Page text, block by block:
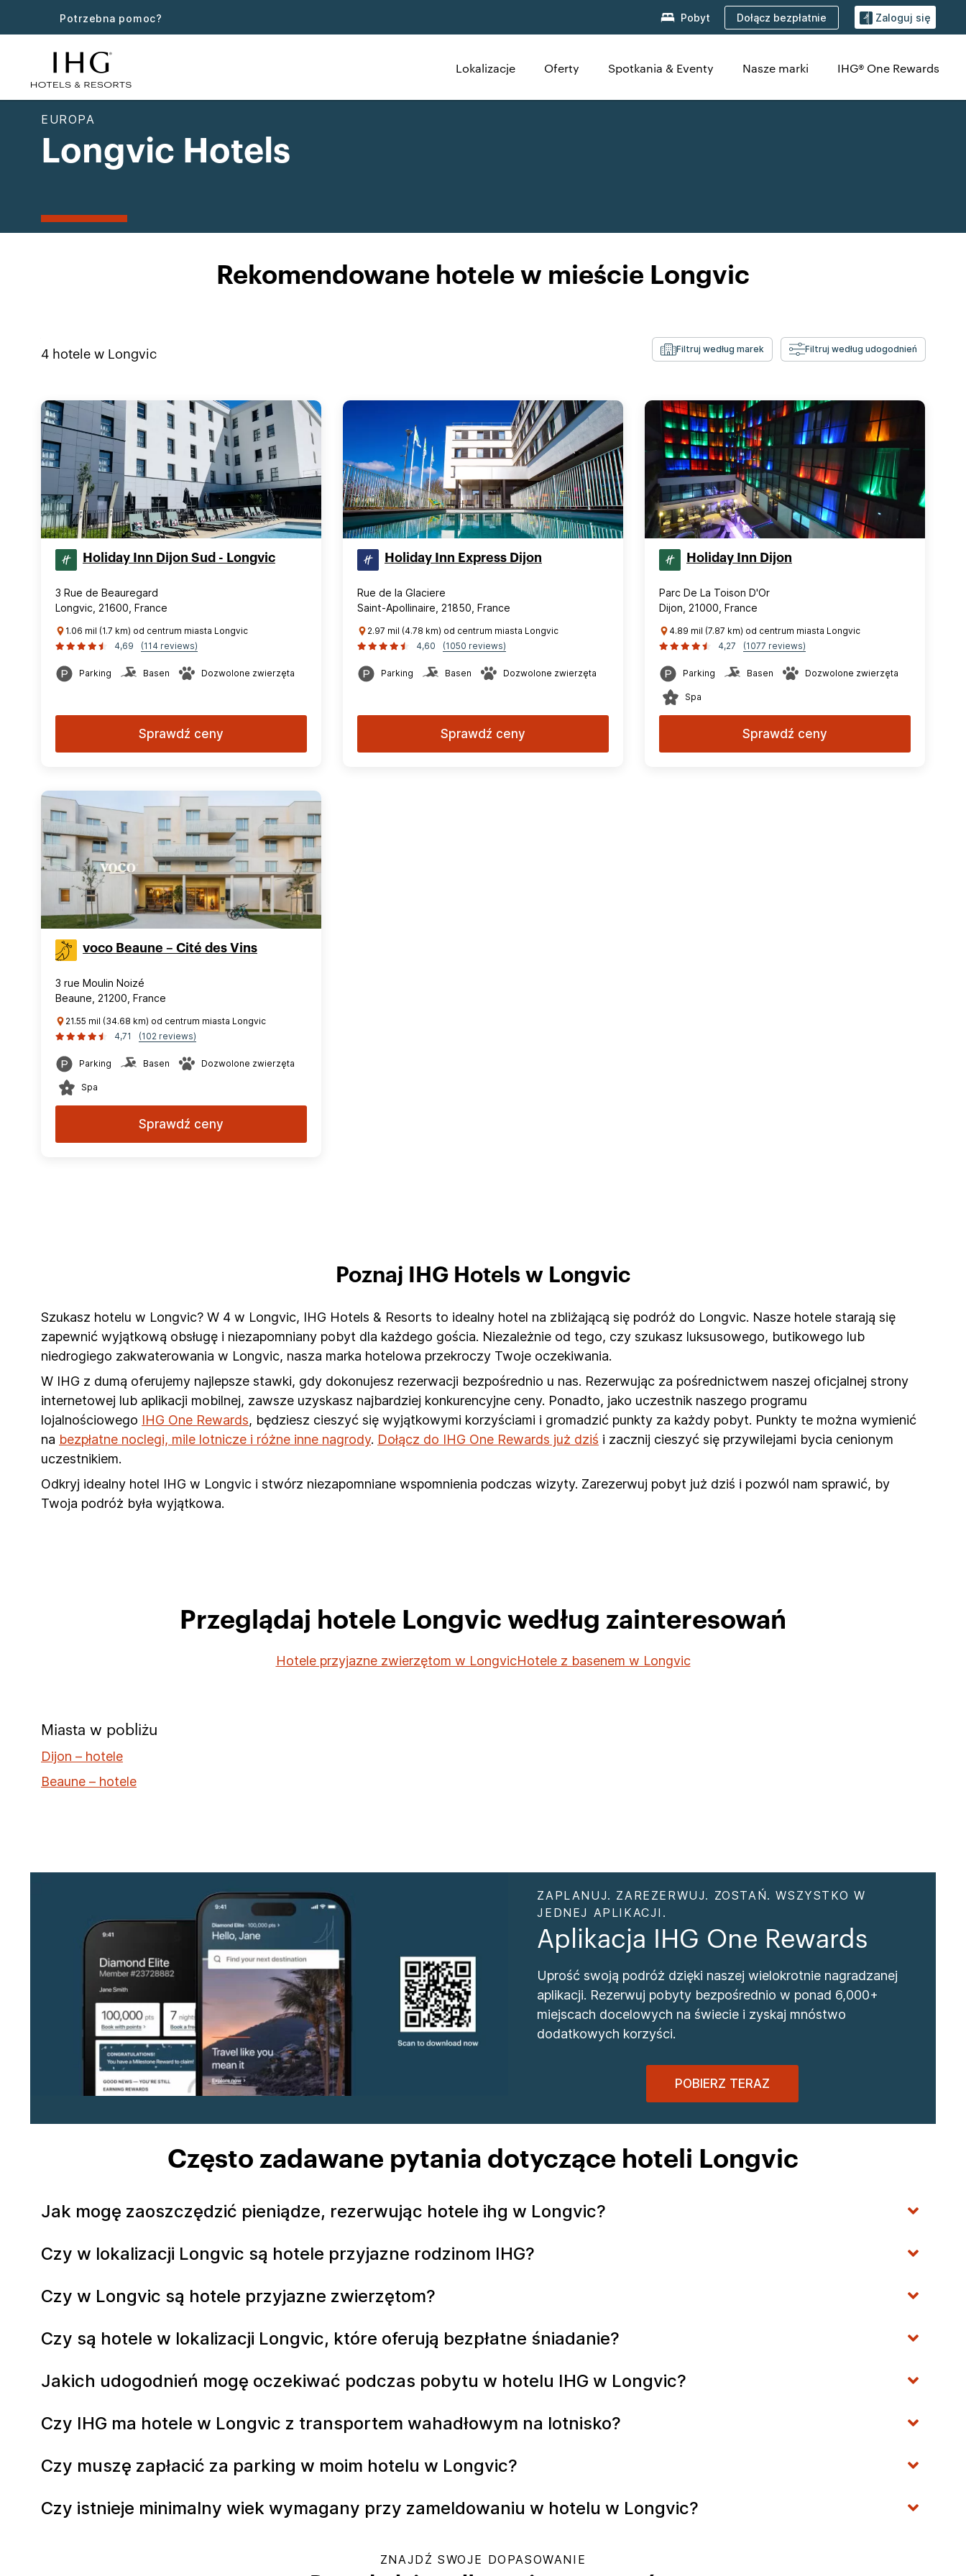
Potrzebna pomoc? Pobyt Dołącz bezpłatnie Zaloguj się
Lokalizacje Oferty Spotkania & Eventy Nasze marki IHG® One Rewards
EUROPA
Longvic Hotels
Rekomendowane hotele w mieście Longvic
4 hotele w Longvic Filtruj według marek Filtruj według udogodnień
Holiday Inn Dijon Sud - Longvic
3 Rue de Beauregard
Longvic, 21600, France
1.06 mil (1.7 km) od centrum miasta Longvic
4,69
(114 reviews)
Parking Basen Dozwolone zwierzęta
Sprawdź ceny
Holiday Inn Express Dijon
Rue de la Glaciere
Saint-Apollinaire, 21850, France
2.97 mil (4.78 km) od centrum miasta Longvic
4,60
(1050 reviews)
Parking Basen Dozwolone zwierzęta
Sprawdź ceny
Holiday Inn Dijon
Parc De La Toison D'Or
Dijon, 21000, France
4.89 mil (7.87 km) od centrum miasta Longvic
4,27
(1077 reviews)
Parking Basen Dozwolone zwierzęta
Spa
Sprawdź ceny
voco Beaune – Cité des Vins
3 rue Moulin Noizé
Beaune, 21200, France
21.55 mil (34.68 km) od centrum miasta Longvic
4,71
(102 reviews)
Parking Basen Dozwolone zwierzęta
Spa
Sprawdź ceny
Poznaj IHG Hotels w Longvic
Szukasz hotelu w Longvic? W 4 w Longvic, IHG Hotels & Resorts to idealny hotel na zbliżającą się podróż do Longvic. Nasze hotele starają się
zapewnić wyjątkową obsługę i niezapomniany pobyt dla każdego gościa. Niezależnie od tego, czy szukasz luksusowego, butikowego lub
niedrogiego zakwaterowania w Longvic, nasza marka hotelowa przekroczy Twoje oczekiwania.
W IHG z dumą oferujemy najlepsze stawki, gdy dokonujesz rezerwacji bezpośrednio u nas. Rezerwując za pośrednictwem naszej oficjalnej strony
internetowej lub aplikacji mobilnej, zawsze uzyskasz najbardziej konkurencyjne ceny. Ponadto, jako uczestnik naszego programu
lojalnościowego IHG One Rewards, będziesz cieszyć się wyjątkowymi korzyściami i gromadzić punkty za każdy pobyt. Punkty te można wymienić
na bezpłatne noclegi, mile lotnicze i różne inne nagrody. Dołącz do IHG One Rewards już dziś i zacznij cieszyć się przywilejami bycia cenionym
uczestnikiem.
Odkryj idealny hotel IHG w Longvic i stwórz niezapomniane wspomnienia podczas wizyty. Zarezerwuj pobyt już dziś i pozwól nam sprawić, by
Twoja podróż była wyjątkowa.
Przeglądaj hotele Longvic według zainteresowań
Hotele przyjazne zwierzętom w LongvicHotele z basenem w Longvic
Miasta w pobliżu
Dijon – hotele
Beaune – hotele
ZAPLANUJ. ZAREZERWUJ. ZOSTAŃ. WSZYSTKO W
JEDNEJ APLIKACJI.
Aplikacja IHG One Rewards
Uprość swoją podróż dzięki naszej wielokrotnie nagradzanej
aplikacji. Rezerwuj pobyty bezpośrednio w ponad 6,000+
miejscach docelowych na świecie i zyskaj mnóstwo
dodatkowych korzyści.
POBIERZ TERAZ
Często zadawane pytania dotyczące hoteli Longvic
Jak mogę zaoszczędzić pieniądze, rezerwując hotele ihg w Longvic?
Czy w lokalizacji Longvic są hotele przyjazne rodzinom IHG?
Czy w Longvic są hotele przyjazne zwierzętom?
Czy są hotele w lokalizacji Longvic, które oferują bezpłatne śniadanie?
Jakich udogodnień mogę oczekiwać podczas pobytu w hotelu IHG w Longvic?
Czy IHG ma hotele w Longvic z transportem wahadłowym na lotnisko?
Czy muszę zapłacić za parking w moim hotelu w Longvic?
Czy istnieje minimalny wiek wymagany przy zameldowaniu w hotelu w Longvic?
ZNAJDŹ SWOJE DOPASOWANIE